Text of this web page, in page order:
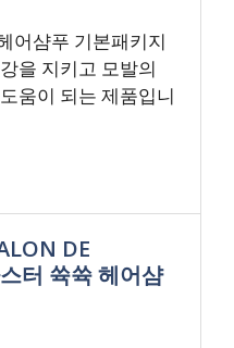
어샴푸 기본패키지
을 지키고 모발의
움이 되는 제품입니
DE
터 쓕쓕 헤어샴